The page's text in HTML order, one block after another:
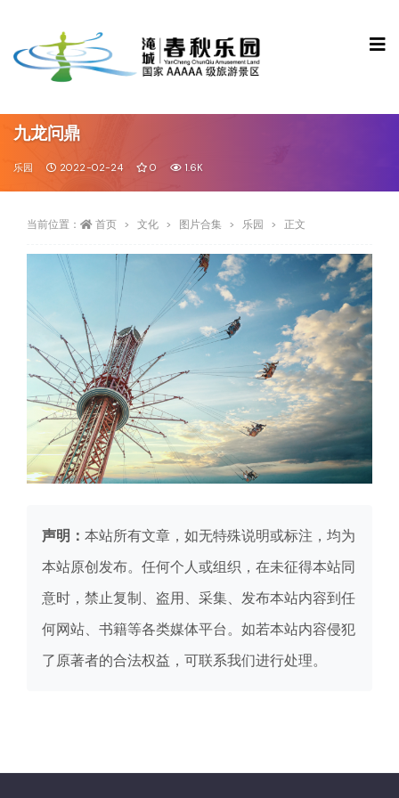
九龙问鼎
乐园 2022-02-24 0 1.6K
当前位置： 首页 文化 图片合集 乐园 正文
声明： 本站所有文章，如无特殊说明或标注，均为
本站原创发布。任何个人或组织，在未征得本站同
意时，禁止复制、盗用、采集、发布本站内容到任
何网站、书籍等各类媒体平台。如若本站内容侵犯
了原著者的合法权益，可联系我们进行处理。